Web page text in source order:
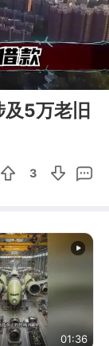
07:32
5万老旧
3
01:36